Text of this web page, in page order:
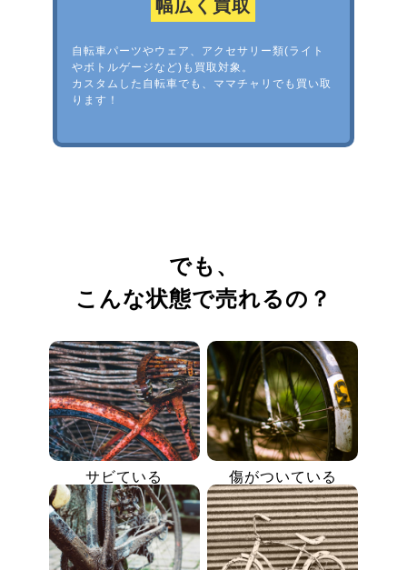
幅広く買取
自転車パーツやウェア、アクセサリー類(ライト
やボトルゲージなど)も買取対象。
カスタムした自転車でも、ママチャリでも買い取
ります！
でも、
こんな状態で売れるの？
サビている 傷がついている